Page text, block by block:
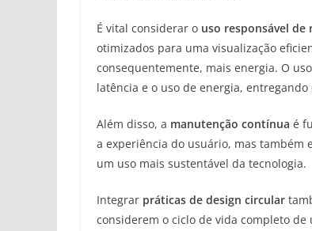
É vital considerar o uso responsável de
otimizados para uma visualização
consequentemente, mais energia. O
latência e o uso de energia,
Além disso, a manutenção contínua é
a experiência do usuário, mas também
um uso mais sustentável da tecnologia.
Integrar práticas de design circular
considerem o ciclo de vida completo